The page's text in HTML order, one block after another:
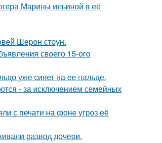
Марины ильиной в её
Шерон стоун.
своего 15-ого
уже сияет на ее пальце.
- за исключением семейных
с печати на фоне угроз её
развод дочери.